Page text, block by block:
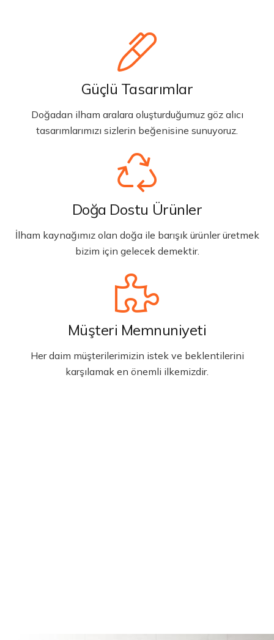
Güçlü Tasarımlar
Doğadan ilham aralara oluşturduğumuz göz alıcı
tasarımlarımızı sizlerin beğenisine sunuyoruz.
Doğa Dostu Ürünler
İlham kaynağımız olan doğa ile barışık ürünler üretmek
bizim için gelecek demektir.
Müşteri Memnuniyeti
Her daim müşterilerimizin istek ve beklentilerini
karşılamak en önemli ilkemizdir.